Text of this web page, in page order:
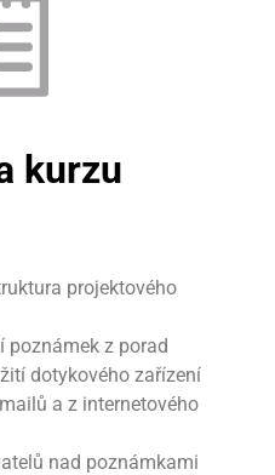
kurzu
projektového
poznámek z porad
dotykového zařízení
a z internetového
nad poznámkami